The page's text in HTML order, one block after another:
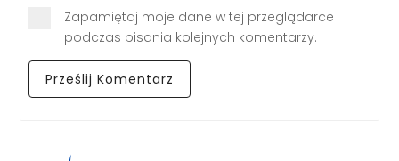
Zapamiętaj moje dane w tej przeglądarce
podczas pisania kolejnych komentarzy.